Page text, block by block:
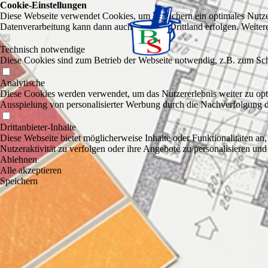
Cookie-Einstellungen
Diese Webseite verwendet Cookies, um Besuchern ein optimales
Datenverarbeitung kann dann auch in einem Drittland erfolgen.
Technisch notwendige
Diese Cookies sind zum Betrieb der Webseite notwendig, z.B. zum
Analytische
Diese Cookies werden verwendet, um das Nutzererlebnis weiter zu
Ausspielung von personalisierter Werbung durch die Nachverfolgung
Drittanbieter-Inhalte
Diese Webseite bietet möglicherweise Inhalte oder Funktionalitäten
Nutzeraktivität zu verfolgen oder ihre Angebote zu personalisieren
Ablehnen
Alle akzeptieren
Speichern